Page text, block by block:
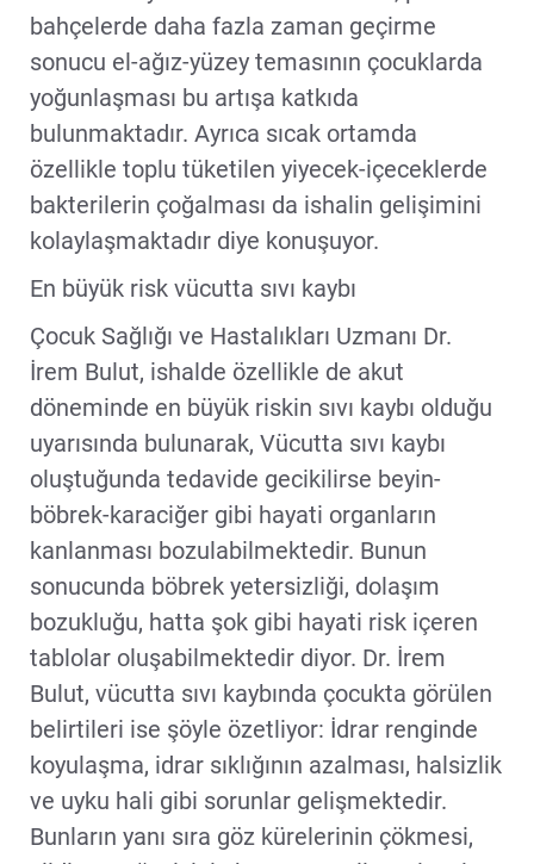
bahçelerde daha fazla zaman geçirme
sonucu el-ağız-yüzey temasının çocuklarda
yoğunlaşması bu artışa katkıda
bulunmaktadır. Ayrıca sıcak ortamda
özellikle toplu tüketilen yiyecek-içeceklerde
bakterilerin çoğalması da ishalin gelişimini
kolaylaşmaktadır diye konuşuyor.
En büyük risk vücutta sıvı kaybı
Çocuk Sağlığı ve Hastalıkları Uzmanı Dr.
İrem Bulut, ishalde özellikle de akut
döneminde en büyük riskin sıvı kaybı olduğu
uyarısında bulunarak, Vücutta sıvı kaybı
oluştuğunda tedavide gecikilirse beyin-
böbrek-karaciğer gibi hayati organların
kanlanması bozulabilmektedir. Bunun
sonucunda böbrek yetersizliği, dolaşım
bozukluğu, hatta şok gibi hayati risk içeren
tablolar oluşabilmektedir diyor. Dr. İrem
Bulut, vücutta sıvı kaybında çocukta görülen
belirtileri ise şöyle özetliyor: İdrar renginde
koyulaşma, idrar sıklığının azalması, halsizlik
ve uyku hali gibi sorunlar gelişmektedir.
Bunların yanı sıra göz kürelerinin çökmesi,